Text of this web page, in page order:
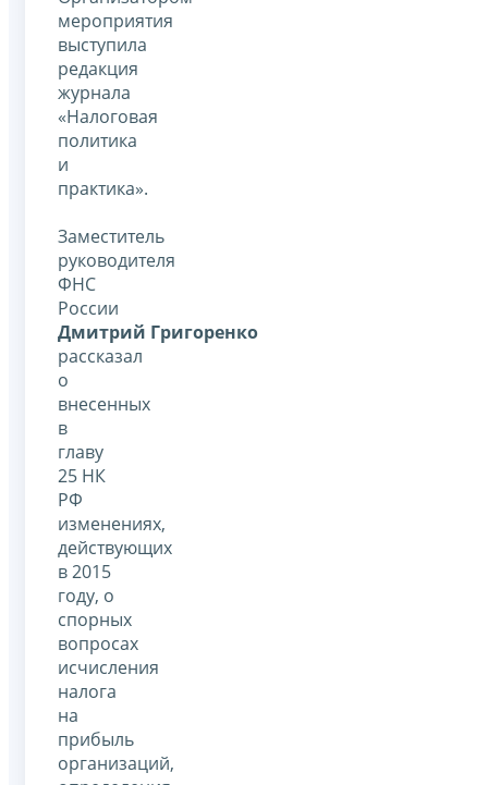
мероприятия
выступила
редакция
журнала
«Налоговая
политика
и
практика».
Заместитель
руководителя
ФНС
России
Дмитрий Григоренко
рассказал
о
внесенных
в
главу
25 НК
РФ
изменениях,
действующих
в 2015
году, о
спорных
вопросах
исчисления
налога
на
прибыль
организаций,